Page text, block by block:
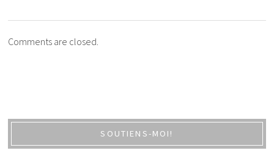
Comments are closed.
SOUTIENS-MOI!